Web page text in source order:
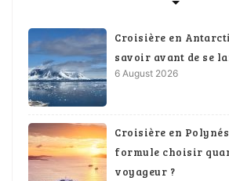
Croisière en
savoir avant de se
6 August 2026
Croisière en
formule choisir
voyageur ?